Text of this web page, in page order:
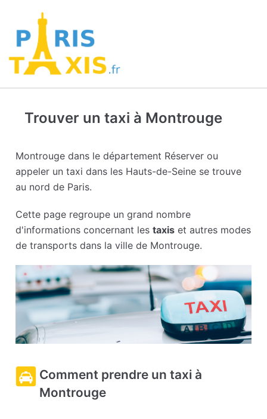
Trouver un taxi à Montrouge
Montrouge dans le département Réserver ou
appeler un taxi dans les Hauts-de-Seine se trouve
au nord de Paris.
Cette page regroupe un grand nombre
d'informations concernant lestaxis et autres modes
de transports dans la ville de Montrouge.
Comment prendre un taxi à
Montrouge